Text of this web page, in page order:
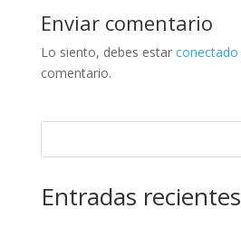
Enviar comentario
Lo siento, debes estar conectado
comentario.
Entradas recientes